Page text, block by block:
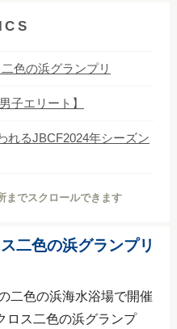
e
色の浜グランプリ
子エリート】
れるJBCF2024年シーズン
までスクロールできます
二色の浜グランプリ
二色の浜海水浴場で開催
ロス二色の浜グランプ